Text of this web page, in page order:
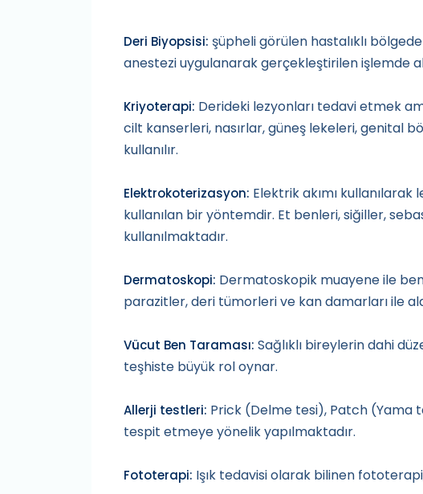
Deri Biyopsisi: şüpheli görülen hastalıklı
anestezi uygulanarak gerçekleştirilen işlemde
Kriyoterapi: Derideki lezyonları tedavi etmek
cilt kanserleri, nasırlar, güneş lekeleri, genital
kullanılır.
Elektrokoterizasyon: Elektrik akımı
kullanılan bir yöntemdir. Et benleri, siğiller,
kullanılmaktadır.
Dermatoskopi: Dermatoskopik muayene ile
parazitler, deri tümorleri ve kan damarları ile
Vücut Ben Taraması: Sağlıklı bireylerin dahi
teşhiste büyük rol oynar.
Allerji testleri: Prick (Delme tesi), Patch (Yama
tespit etmeye yönelik yapılmaktadır.
Fototerapi: Işık tedavisi olarak bilinen